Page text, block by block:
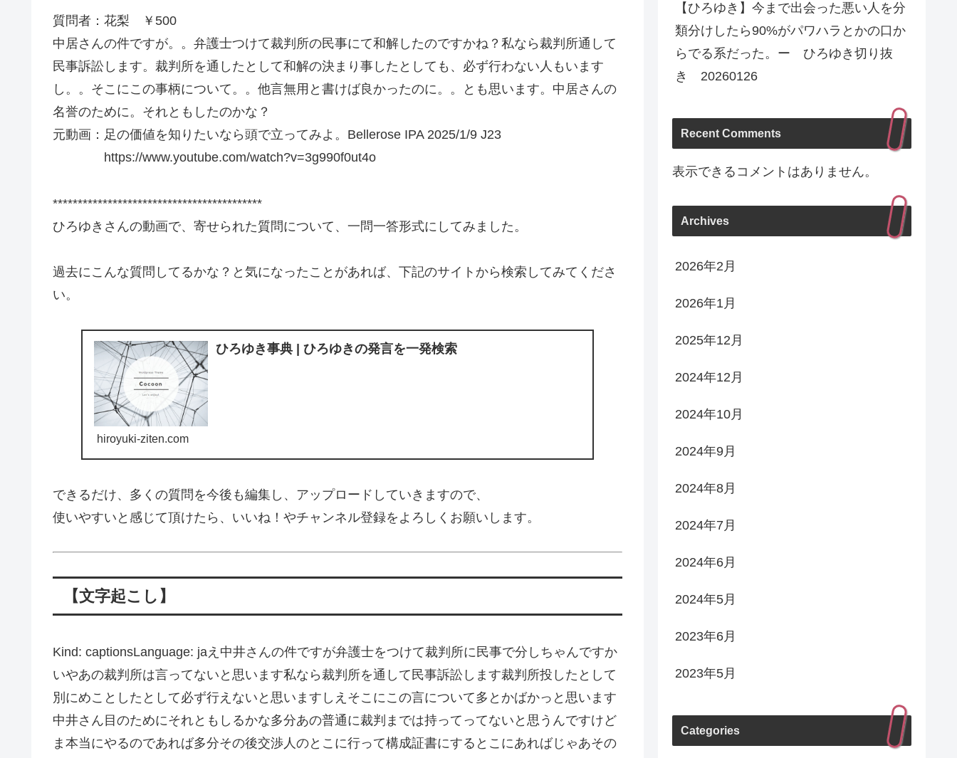
質問者：花梨 ￥500
中居さんの件ですが。。弁護士つけて裁判所の民事にて和解したのですかね？私なら裁判所通して
民事訴訟します。裁判所を通したとして和解の決まり事したとしても、必ず行わない人もいます
し。。そこにこの事柄について。。他言無用と書けば良かったのに。。とも思います。中居さんの
名誉のために。それともしたのかな？
元動画：足の価値を知りたいなら頭で立ってみよ。Bellerose IPA 2025/1/9 J23
https://www.youtube.com/watch?v=3g990f0ut4o
******************************************
ひろゆきさんの動画で、寄せられた質問について、一問一答形式にしてみました。
過去にこんな質問してるかな？と気になったことがあれば、下記のサイトから検索してみてくださ
い。
ひろゆき事典 | ひろゆきの発言を一発検索
hiroyuki-ziten.com
できるだけ、多くの質問を今後も編集し、アップロードしていきますので、
使いやすいと感じて頂けたら、いいね！やチャンネル登録をよろしくお願いします。
【文字起こし】
Kind: captionsLanguage: jaえ中井さんの件ですが弁護士をつけて裁判所に民事で分しちゃんですか
いやあの裁判所は言ってないと思います私なら裁判所を通して民事訴訟します裁判所投したとして
別にめことしたとして必ず行えないと思いますしえそこにこの言について多とかばかっと思います
中井さん目のためにそれともしるかな多分あの普通に裁判までは持ってってないと思うんですけど
ま本当にやるのであれば多分その後交渉人のとこに行って構成証書にするとこにあればじゃあその
【ひろゆき】今まで出会った悪い人を分
類分けしたら90%がパワハラとかの口か
らでる系だった。ー ひろゆき切り抜
き 20260126
Recent Comments
表示できるコメントはありません。
Archives
2026年2月
2026年1月
2025年12月
2024年12月
2024年10月
2024年9月
2024年8月
2024年7月
2024年6月
2024年5月
2023年6月
2023年5月
Categories